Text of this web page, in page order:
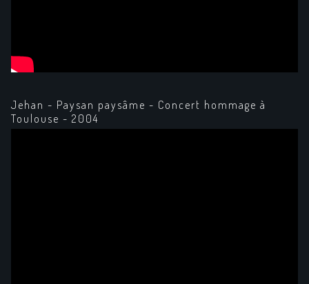
Jehan - Paysan paysâme - Concert hommage à
Toulouse - 2004